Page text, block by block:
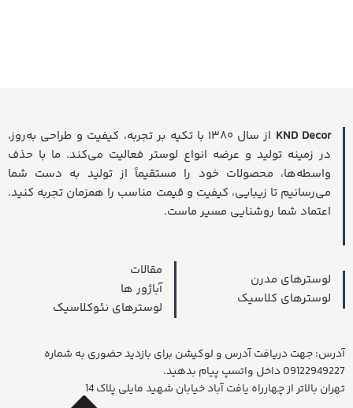
KND Decor
از سال ۱۳۸۰ با تکیه بر تجربه، کیفیت و طراحی به‌روز،
در زمینه تولید و عرضه انواع لوستر فعالیت می‌کند. ما با حذف
واسطه‌ها، محصولات خود را مستقیماً از تولید به دست شما
می‌رسانیم تا زیبایی، کیفیت و قیمت مناسب را همزمان تجربه کنید.
اعتماد شما روشنایی مسیر ماست.
لوسترهای مدرن
لوسترهای کلاسیک
مقالات
آباژور ها
لوسترهای نئوکلاسیک
آدرس: جهت دریافت آدرس و لوکیشن برای بازدید حضوری به شماره
09122949227 داخل واتسپ پیام بدهید.
تهران بالاتر از چهارراه یافت آباد خیابان شهید مایلی پلاک 14